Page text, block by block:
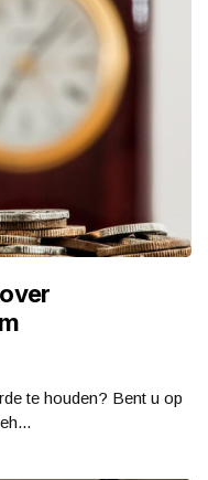
te houden? Bent u op